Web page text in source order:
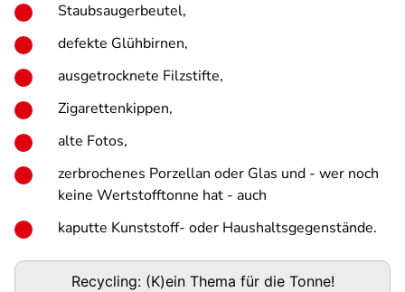
Staubsaugerbeutel,
defekte Glühbirnen,
ausgetrocknete Filzstifte,
Zigarettenkippen,
alte Fotos,
zerbrochenes Porzellan oder Glas und - wer noch
keine Wertstofftonne hat - auch
kaputte Kunststoff- oder Haushaltsgegenstände.
Podigee-Recycling: (K)ein Thema für die Tonne!